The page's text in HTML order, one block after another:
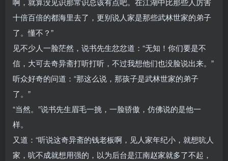
十倍百倍的都海里去了，更别说人家是那些武林世家的弟子
了。懂不？”
见不少人一脸茫然，说书先生忿忿道：“无知！你们要是不
信，大可去奇异斋打听打听，不过我想他们也没脸说出来。”
听众好奇的问道：“那这么说，那孩子是武林世家的弟子
了。”
“当然。”说书先生眉毛一挑，一脸骄傲，仿佛说的是他一
样。
又道：“听说这奇异斋的钱老板啊，见人家年纪小，就想吭人
家，吭不成就想用强的，以为后台是江南赵家就多了不起，